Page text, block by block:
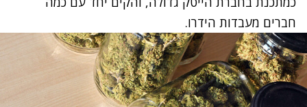
חברים מעבדות הידרו.